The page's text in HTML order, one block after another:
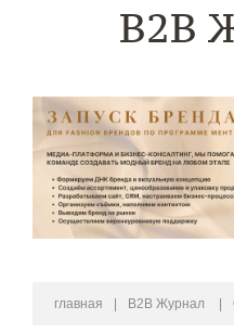
B2B
главная B2B Журнал